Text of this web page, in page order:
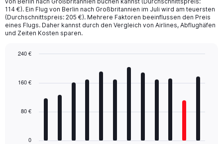
114 €). Ein Flug von Berlin nach Großbritannien im Juli wird am teuersten
(Durchschnittspreis: 205 €). Mehrere Faktoren beeinflussen den Preis
eines Flugs. Daher kannst durch den Vergleich von Airlines, Abflughäfen
und Zeiten Kosten sparen.
with
The
0
80 €
160 €
240 €